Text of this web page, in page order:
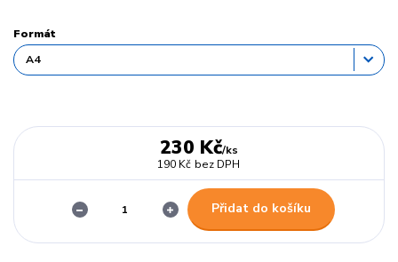
Formát
230 Kč/ks
190 Kč bez DPH
Přidat do košíku